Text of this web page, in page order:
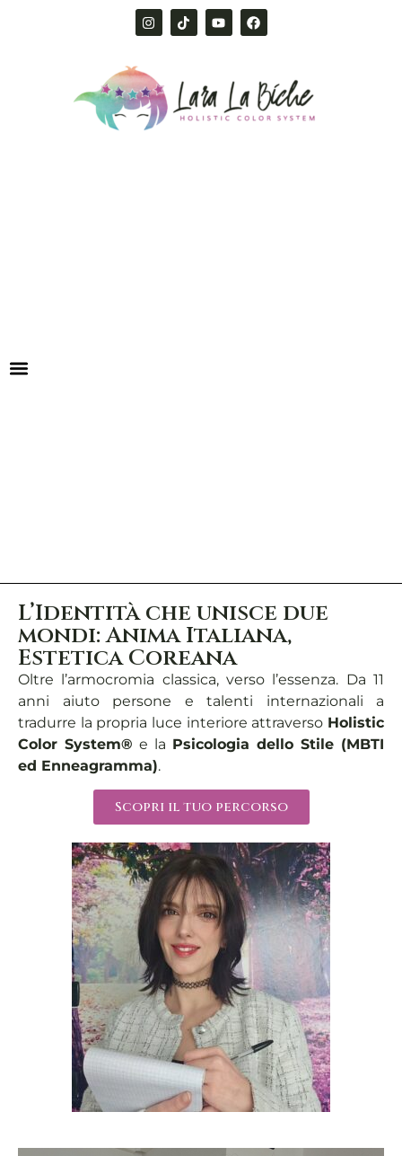
L’Identità che unisce due
mondi: Anima Italiana,
Estetica Coreana
Oltre l’armocromia classica, verso l’essenza. Da 11
anni aiuto persone e talenti internazionali a
tradurre la propria luce interiore attraverso Holistic
Color System® e la Psicologia dello Stile (MBTI
ed Enneagramma).
Scopri il tuo percorso